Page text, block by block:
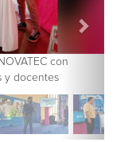
con
y docentes